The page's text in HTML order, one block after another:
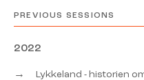
PREVIOUS SESSIONS
2022
→ Lykkeland - historien